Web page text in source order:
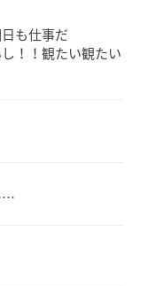
も仕事だ
！！観たい観たい